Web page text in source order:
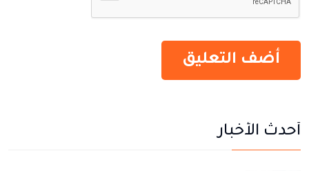
أحدث الأخبار